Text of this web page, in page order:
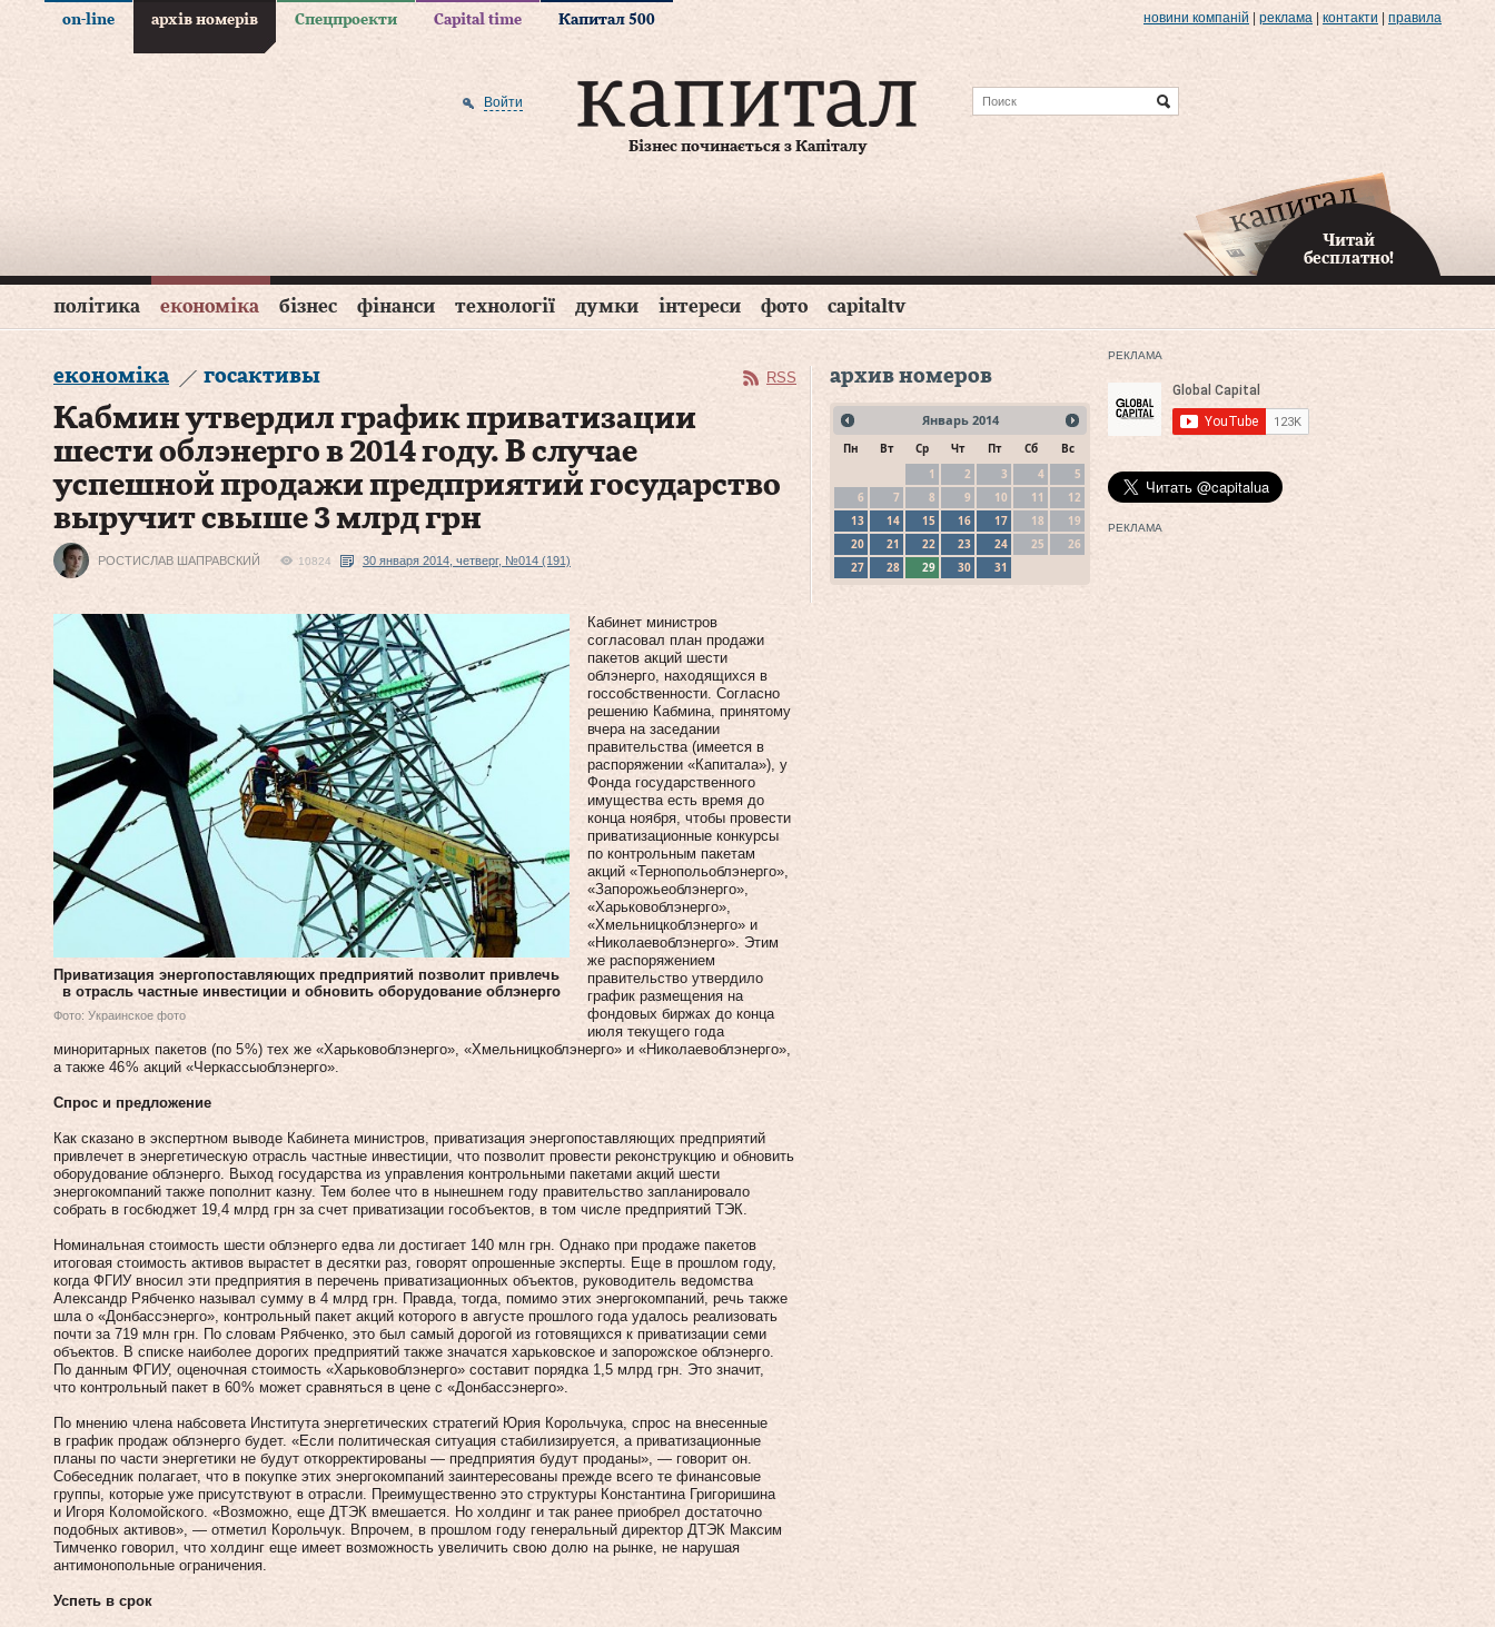
on-line архів номерів Спецпроекти Capital time Капитал 500 новини компаній реклама контакти правила
Бізнес починається з Капіталу
Войти
Читай
бесплатно!
політика економіка бізнес фінанси технології думки інтереси фото capitaltv
економіка госактивы RSS
Кабмин утвердил график приватизации
шести облэнерго в 2014 году. В случае
успешной продажи предприятий государство
выручит свыше 3 млрд грн
РОСТИСЛАВ ШАПРАВСКИЙ 10824 30 января 2014, четверг, №014 (191)
Приватизация энергопоставляющих предприятий позволит привлечь
в отрасль частные инвестиции и обновить оборудование облэнерго
Фото: Украинское фото
Кабинет министров
согласовал план продажи
пакетов акций шести
облэнерго, находящихся в
госсобственности. Согласно
решению Кабмина, принятому
вчера на заседании
правительства (имеется в
распоряжении «Капитала»), у
Фонда государственного
имущества есть время до
конца ноября, чтобы провести
приватизационные конкурсы
по контрольным пакетам
акций «Тернопольоблэнерго»,
«Запорожьеоблэнерго»,
«Харьковоблэнерго»,
«Хмельницкоблэнерго» и
«Николаевоблэнерго». Этим
же распоряжением
правительство утвердило
график размещения на
фондовых биржах до конца
июля текущего года
миноритарных пакетов (по 5 %) тех же «Харьковоблэнерго», «Хмельницкоблэнерго» и «Николаевоблэнерго»,
а также 46 % акций «Черкассыоблэнерго».
Спрос и предложение
Как сказано в экспертном выводе Кабинета министров, приватизация энергопоставляющих предприятий
привлечет в энергетическую отрасль частные инвестиции, что позволит провести реконструкцию и обновить
оборудование облэнерго. Выход государства из управления контрольными пакетами акций шести
энергокомпаний также пополнит казну. Тем более что в нынешнем году правительство запланировало
собрать в госбюджет 19,4 млрд грн за счет приватизации гособъектов, в том числе предприятий ТЭК.
Номинальная стоимость шести облэнерго едва ли достигает 140 млн грн. Однако при продаже пакетов
итоговая стоимость активов вырастет в десятки раз, говорят опрошенные эксперты. Еще в прошлом году,
когда ФГИУ вносил эти предприятия в перечень приватизационных объектов, руководитель ведомства
Александр Рябченко называл сумму в 4 млрд грн. Правда, тогда, помимо этих энергокомпаний, речь также
шла о «Донбассэнерго», контрольный пакет акций которого в августе прошлого года удалось реализовать
почти за 719 млн грн. По словам Рябченко, это был самый дорогой из готовящихся к приватизации семи
объектов. В списке наиболее дорогих предприятий также значатся харьковское и запорожское облэнерго.
По данным ФГИУ, оценочная стоимость «Харьковоблэнерго» составит порядка 1,5 млрд грн. Это значит,
что контрольный пакет в 60 % может сравняться в цене с «Донбассэнерго».
По мнению члена набсовета Института энергетических стратегий Юрия Корольчука, спрос на внесенные
в график продаж облэнерго будет. «Если политическая ситуация стабилизируется, а приватизационные
планы по части энергетики не будут откорректированы — предприятия будут проданы», — говорит он.
Собеседник полагает, что в покупке этих энергокомпаний заинтересованы прежде всего те финансовые
группы, которые уже присутствуют в отрасли. Преимущественно это структуры Константина Гри­горишина
и Игоря Ко­ломойского. «Возможно, еще ДТЭК вмешается. Но холдинг и так ранее приобрел достаточно
подобных активов», — отметил Корольчук. Впрочем, в прошлом году генеральный директор ДТЭК Максим
Тимченко говорил, что холдинг еще имеет возможность увеличить свою долю на рынке, не нарушая
антимонопольные ограничения.
Успеть в срок
архив номеров
Январь 2014
Пн Вт Ср Чт Пт Сб
Вс
1
2 3 4
5
6
7 8 9 10 11
12
13
14 15 16 17 18
19
20
21 22 23 24 25
26
27
28 29 30 31
РЕКЛАМА
РЕКЛАМА